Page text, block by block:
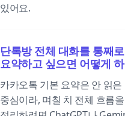
있어요.
단톡방 전체 대화를 통째로
요약하고 싶으면 어떻게
카카오톡 기본 요약은 안 읽은
중심이라, 며칠 치 전체 흐름을